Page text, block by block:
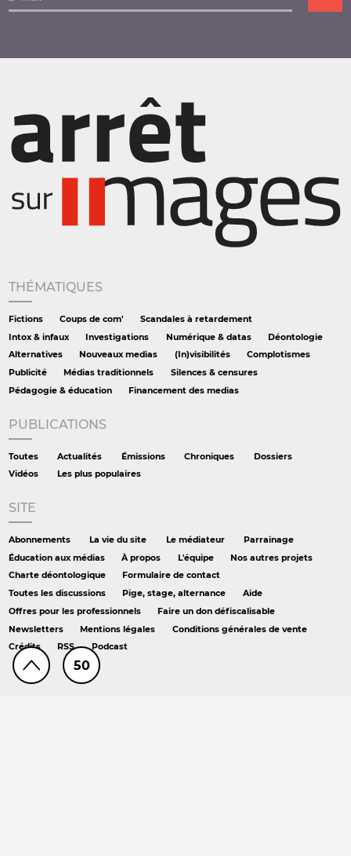
50
THÉMATIQUES
Fictions Coups de com'
Scandales à retardement
Intox & infaux
Investigations Numérique & datas
Déontologie
Alternatives
Nouveaux medias (In)visibilités
Complotismes
Publicité
Médias traditionnels
Silences & censures
Pédagogie & éducation
Financement des medias
PUBLICATIONS
Toutes Actualités Émissions Chroniques
Dossiers
Vidéos
Les plus populaires
SITE
Abonnements La vie du site Le médiateur
Parrainage
Éducation aux médias
À propos L'équipe
Nos autres projets
Charte déontologique
Formulaire de contact
Toutes les discussions
Pige, stage, alternance
Aide
Offres pour les professionnels
Faire un don défiscalisable
Newsletters
Mentions légales
Conditions générales de vente
Crédits
RSS Podcast